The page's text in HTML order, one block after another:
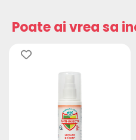
Poate ai vrea sa